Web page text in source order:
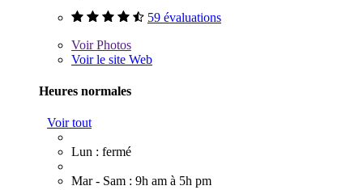
59 évaluations
VoirPhotos
Voir le site Web
Heures normales
Voir tout
Lun : fermé
Mar - Sam : 9h am à 5h pm